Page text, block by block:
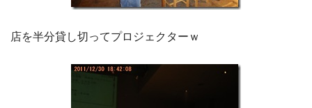
店を半分貸し切ってプロジェクターｗ